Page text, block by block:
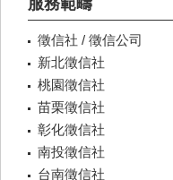
服務範疇
徵信社 / 徵信公司
新北徵信社
桃園徵信社
苗栗徵信社
彰化徵信社
南投徵信社
台南徵信社